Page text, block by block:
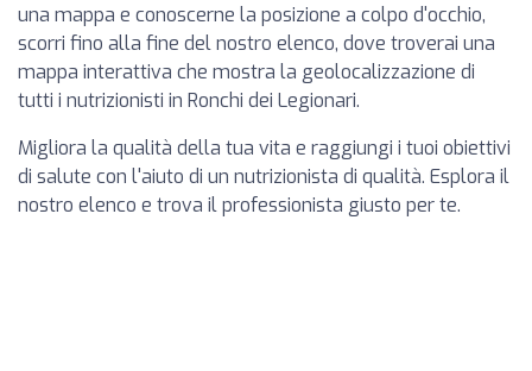
una mappa e conoscerne la posizione a colpo d'occhio,
scorri fino alla fine del nostro elenco, dove troverai una
mappa interattiva che mostra la geolocalizzazione di
tutti i nutrizionisti in Ronchi dei Legionari.
Migliora la qualità della tua vita e raggiungi i tuoi obiettivi
di salute con l'aiuto di un nutrizionista di qualità. Esplora il
nostro elenco e trova il professionista giusto per te.